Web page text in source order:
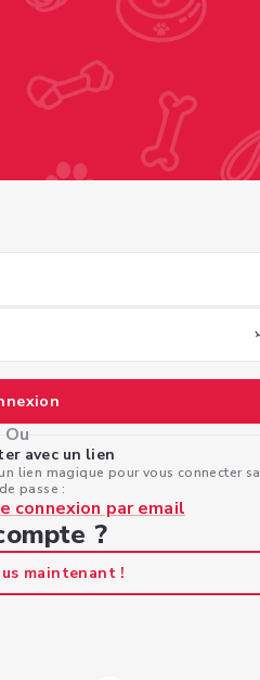
Ou
avec un lien
lien magique pour vous connecter
passe :
connexion par email
?
maintenant !